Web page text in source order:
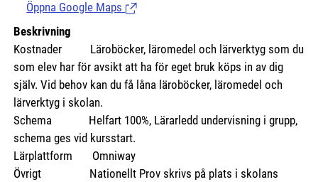
Öppna Google Maps (Länk till extern sida.)
Beskrivning
Kostnader
Läroböcker, läromedel och lärverktyg som du
som elev har för avsikt att ha för eget bruk köps in av dig
själv. Vid behov kan du få låna läroböcker, läromedel och
lärverktyg i skolan.
Schema Helfart 100%, Lärarledd undervisning i grupp,
schema ges vid kursstart.
Lärplattform Omniway
Övrigt Nationellt Prov skrivs på plats i skolans